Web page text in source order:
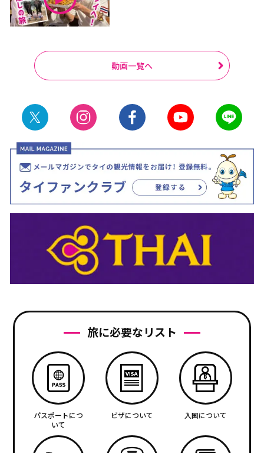
動画一覧へ
旅に必要なリスト
パスポートにつ
いて
ビザについて 入国について